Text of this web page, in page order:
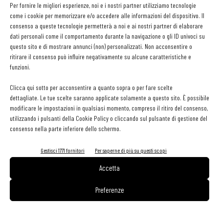
Per fornire le migliori esperienze, noi e i nostri partner utilizziamo tecnologie
come i cookie per memorizzare e/o accedere alle informazioni del dispositivo. Il
consenso a queste tecnologie permetterà a noi e ai nostri partner di elaborare
dati personali come il comportamento durante la navigazione o gli ID univoci su
questo sito e di mostrare annunci (non) personalizzati. Non acconsentire o
ritirare il consenso può influire negativamente su alcune caratteristiche e
funzioni.
Clicca qui sotto per acconsentire a quanto sopra o per fare scelte
dettagliate. Le tue scelte saranno applicate solamente a questo sito. È possibile
modificare le impostazioni in qualsiasi momento, compreso il ritiro del consenso,
utilizzando i pulsanti della Cookie Policy o cliccando sul pulsante di gestione del
consenso nella parte inferiore dello schermo.
Gestisci 1771 fornitori Per saperne di più su questi scopi
Accetta
Preferenze
EDICOLA WEB